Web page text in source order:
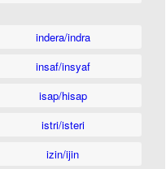
indera/indra
insaf/insyaf
isap/hisap
istri/isteri
izin/ijin